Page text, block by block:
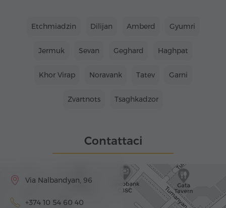
Etchmiadzin Dilijan Amberd Gyumri
Jermuk Sevan Geghard Haghpat
Khor Virap Noravank Tatev Garni
Zvartnots Tsaghkadzor
Contattaci
Via Nalbandyan, 96
+374 10 54 60 40